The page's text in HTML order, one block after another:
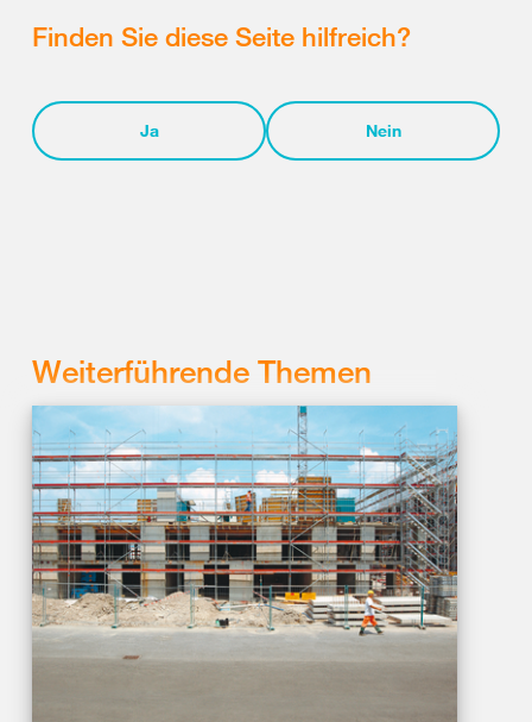
Finden Sie diese Seite hilfreich?
Ja Nein
Weiterführende Themen